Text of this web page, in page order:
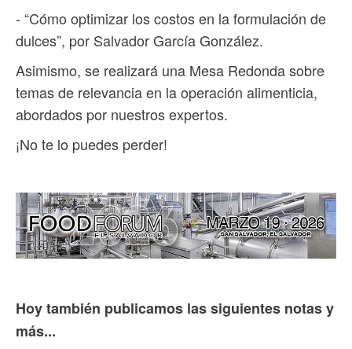
- “Cómo optimizar los costos en la formulación de
dulces”, por Salvador García González.
Asimismo, se realizará una Mesa Redonda sobre
temas de relevancia en la operación alimenticia,
abordados por nuestros expertos.
¡No te lo puedes perder!
Hoy también publicamos las siguientes notas y
más...